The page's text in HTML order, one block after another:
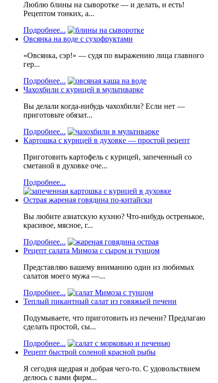
Люблю блины на сыворотке — и делать, и есть!
Рецептом тонких, а...
Подробнее...
Овсянка на воде с сухофруктами
«Овсянка, сэр!» — судя по выражению лица главного
гер...
Подробнее...
Чахохбили с курицей в мультиварке
Вы делали когда-нибудь чахохбили? Если нет —
приготовьте обязат...
Подробнее...
Картошка с курицей в духовке — простой рецепт
Приготовить картофель с курицей, запеченный со
сметаной в духовке оче...
Подробнее...
Острая жареная говядина по-китайски
Вы любите азиатскую кухню? Что-нибудь остренькое,
красивое, мясное, г...
Подробнее...
Рецепт салата Мимоза с сыром и тунцом
Представляю вашему вниманию один из любимых
салатов моего мужа —...
Подробнее...
Теплый пикантный салат из говяжьей печени
Подумываете, что приготовить из печени? Предлагаю
сделать простой, сы...
Подробнее...
Рецепт быстрой соленой красной рыбы
Я сегодня щедрая и добрая чего-то. С удовольствием
делюсь с вами фирм...